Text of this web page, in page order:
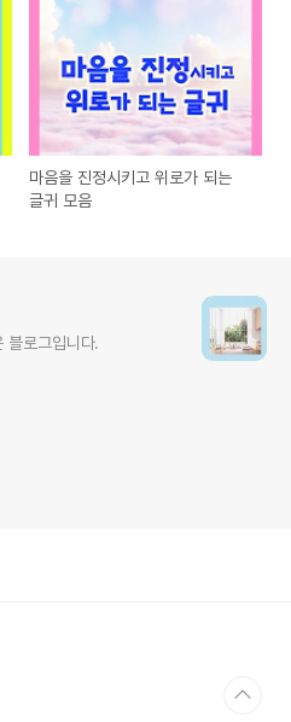
맞춤 신발 브랜드 추천
마음을 진정시키고 위로가 되는
글귀 모음
블로그입니다.